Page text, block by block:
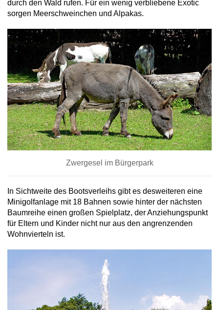
durch den Wald rufen. Für ein wenig verbliebene Exotic
sorgen Meerschweinchen und Alpakas.
Zwergesel im Bürgerpark
In Sichtweite des Bootsverleihs gibt es desweiteren eine
Minigolfanlage mit 18 Bahnen sowie hinter der nächsten
Baumreihe einen großen Spielplatz, der Anziehungspunkt
für Eltern und Kinder nicht nur aus den angrenzenden
Wohnvierteln ist.